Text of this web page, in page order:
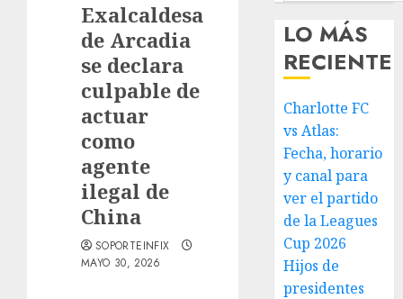
Exalcaldesa
de Arcadia
se declara
culpable de
actuar
como
agente
ilegal de
China
SOPORTEINFIX
MAYO 30, 2026
LO MÁS
RECIENTE
Charlotte FC
vs Atlas:
Fecha, horario
y canal para
ver el partido
de la Leagues
Cup 2026
Hijos de
presidentes